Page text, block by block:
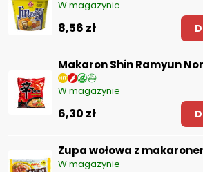
W magazynie
8,56 zł
Makaron Shin Ramyun
W magazynie
6,30 zł
Zupa wołowa z
W magazynie